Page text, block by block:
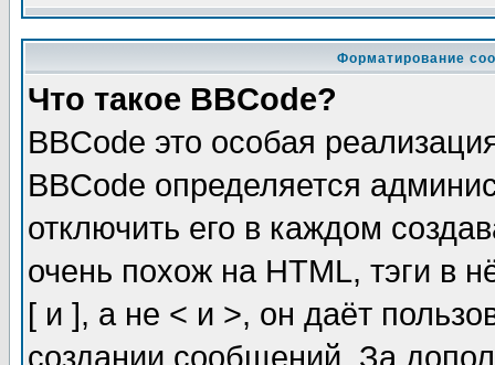
Форматирование
Что такое BBCode?
BBCode это особая
BBCode определяется
отключить его в каждом
очень похож на HTML, тэги в
[ и ], а не < и >, он даёт
создании сообщений. За